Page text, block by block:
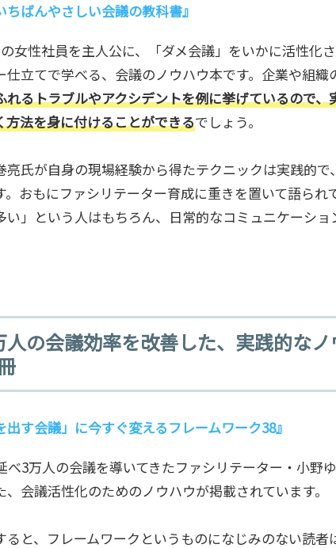
ちばんやさしい会議の教科書』
女性社員を主人公に、「ダメ会議」をいかに活性化
仕立てで学べる、会議のノウハウ本です。企業や組織
れるトラブルやアクシデントを例に挙げているので
方法を身に付けることができるでしょう。
亮氏が自身の現場経験から得たテクニックは実践的
。おもにファシリテーター育成に重きを置いて語ら
い」という人はもちろん、日常的なコミュニケーショ
人の会議効率を改善した、実践的な
出す会議」に今すぐ変えるフレームワーク38』
べ3万人の会議を導いてきたファシリテーター・小野
、会議活性化のためのノウハウが掲載されています。
ると、フレームワークというものになじみのない読者